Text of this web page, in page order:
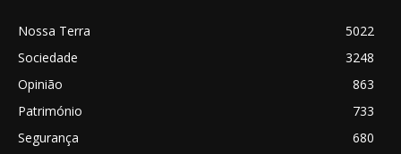
Nossa Terra
5022
Sociedade
3248
Opinião
863
Património
733
Segurança
680